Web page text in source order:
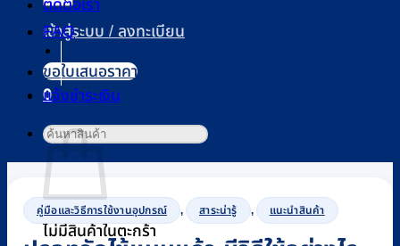
เข้าสู่ระบบ / ลงทะเบียน
0
ไม่มีสินค้าในตะกร้า
ติดต่อเรา
FAQ
ขอใบเสนอราคา
แจ้งชำระเงิน
ค้นหา:
คู่มือและวิธีการใช้งานอุปกรณ์ , สาระน่ารู้ , แนะนำสินค้า